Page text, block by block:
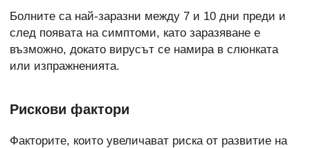
Болните са най-заразни между 7 и 10 дни преди и
след появата на симптоми, като заразяване е
възможно, докато вирусът се намира в слюнката
или изпражненията.
Рискови фактори
Факторите, които увеличават риска от развитие на